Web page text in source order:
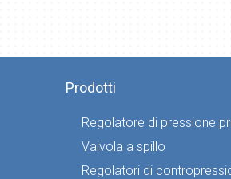
Prodotti
Regolatore di pressione
Valvola a spillo
Regolatori di